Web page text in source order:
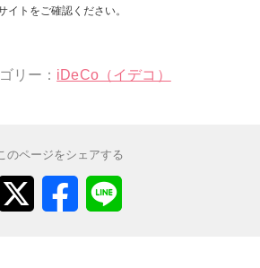
イトをご確認ください。
リー： iDeCo（イデコ）
のページをシェアする